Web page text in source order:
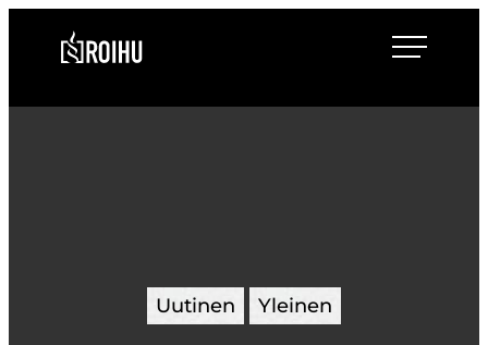
suoraanRoihulaw
Uutinen Yleinen